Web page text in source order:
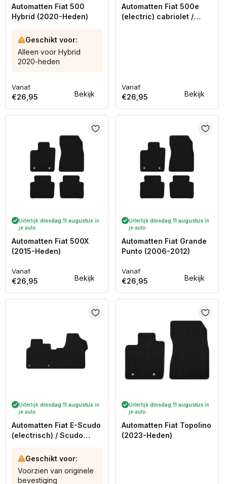
Bekijk
Automatten Fiat 500
Hybrid (2020-Heden)
Geschikt voor:
Alleen voor Hybrid
2020-heden
Normale
prijs
Vanaf
€26,95 Bekijk
Automatten Fiat 500e
(electric) cabriolet /
Normale
prijs
Vanaf
€26,95
Bekijk
Uiterlijk dinsdag 11 augustus in
je auto
Automatten Fiat 500X
(2015-Heden)
Normale
prijs
Vanaf
€26,95 Bekijk
Uiterlijk dinsdag 11 augustus in
je auto
Automatten Fiat Grande
Punto (2006-2012)
Normale
prijs
Vanaf
€26,95
Uiterlijk dinsdag 11 augustus in
je auto
Automatten Fiat E-Scudo
(electrisch) / Scudo
Geschikt voor:
Voorzien van originele
bevestiging
Uiterlijk dinsdag 11 augustus in
je auto
Automatten Fiat Topolino
(2023-Heden)